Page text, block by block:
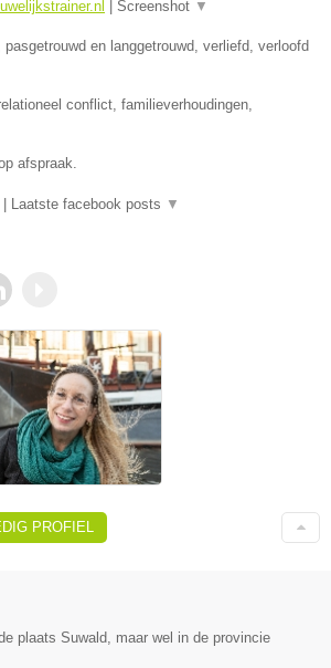
Screenshot ▼
pasgetrouwd en langgetrouwd, verliefd, verloofd
conflict, familieverhoudingen,
afspraak.
Laatste facebook posts ▼
PROFIEL
plaats Suwald, maar wel in de provincie